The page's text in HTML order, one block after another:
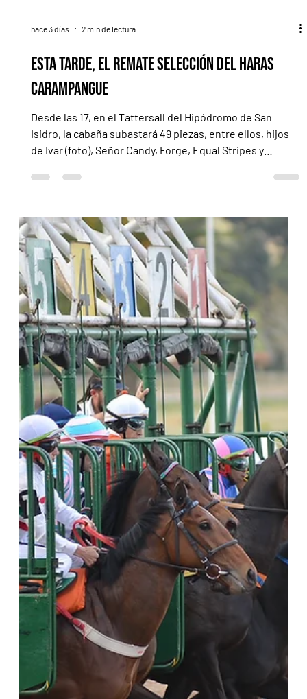
Esta tarde, el Remate Selección del Haras
Carampangue
Desde las 17, en el Tattersall del Hipódromo de San
Isidro, la cabaña subastará 49 piezas, entre ellos, hijos
Remate Selección 2026 del Haras Carampangue,
previsto para esta tarde y desde las 17 horas en el
Tattersall del Hipódromo de San Isidro, bajo la
organización de Blacktype Bloodstock Sales. La cabaña
de intere